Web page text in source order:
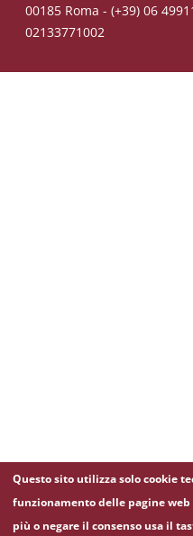
00185 Roma - (+39) 06
02133771002
Questo sito utilizza solo cookie
funzionamento delle pagine
più o negare il consenso usa il